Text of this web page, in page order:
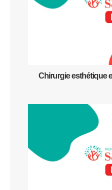
Chirurgie esthétique